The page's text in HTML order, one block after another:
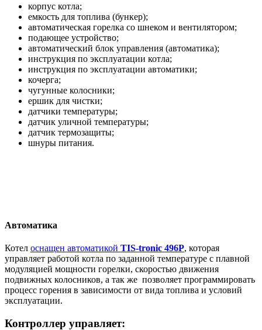
корпус котла;
емкость для топлива (бункер);
автоматическая горелка со шнеком и вентилятором;
подающее устройство;
автоматический блок управления (автоматика);
инструкция по эксплуатации котла;
инструкция по эксплуатации автоматики;
кочерга;
чугунные колосники;
ершик для чистки;
датчики температуры;
датчик уличной температуры;
датчик термозащиты;
шнуры питания.
Автоматика
Котел оснащен автоматикой TIS-tronic 496P, которая
управляет работой котла по заданной температуре с плавной
модуляцией мощности горелки, скоростью движения
подвижных колосников, а так же позволяет программировать
процесс горения в зависимости от вида топлива и условий
эксплуатации.
Контроллер управляет: